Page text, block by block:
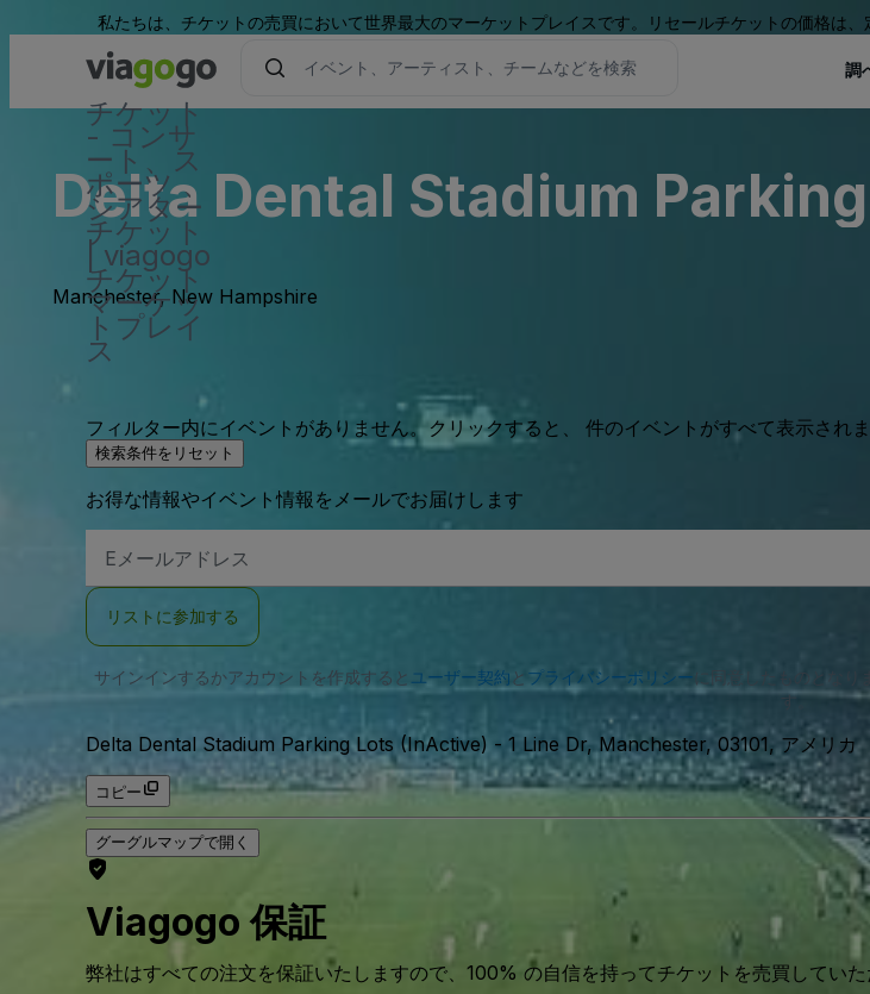
私たちは、チケットの売買において世界最大のマーケットプレイスです。リセールチケットの価格は、
チケット
- コンサ
ート、ス
ポーツ 、
シアター
チケット
| viagogo
チケット
マーケッ
トプレイ
ス
調
Delta Dental Stadium
Manchester, New Hampshire
フィルター内にイベントがありません。クリックすると、 件のイベントがすべて表示されま
検索条件をリセット
お得な情報やイベント情報をメールでお届けします
メ
ア
ス
リストに参加する
サインインするかアカウントを作成すると ユーザー契約 と プライバシーポリシー に同意したものとな
す。
Delta Dental Stadium Parking Lots (InActive) - 1 Line Dr, Manchester, 03101, アメリカ
コピー
グーグルマップで開く
Viagogo 保証
弊社はすべての注文を保証いたしますので、100% の自信を持ってチケットを売買していた